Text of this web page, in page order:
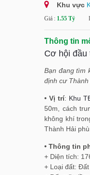
Khu vực
Giá : 1.55 Tỷ
Thông tin
Cơ hội đầu
Bạn đang tìm
định cư Thành
• Vị trí: Khu
50m, cách
không khí
Thành Hải
• Thông tin
+ Diện tích:
+ Loại đất: